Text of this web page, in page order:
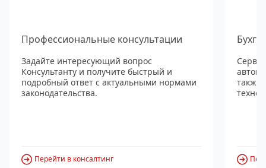
Профессиональные консультации
Задайте интересующий вопрос
Консультанту и получите быстрый и
подробный ответ с актуальными нормами
законодательства.
Перейти в консалтинг
также